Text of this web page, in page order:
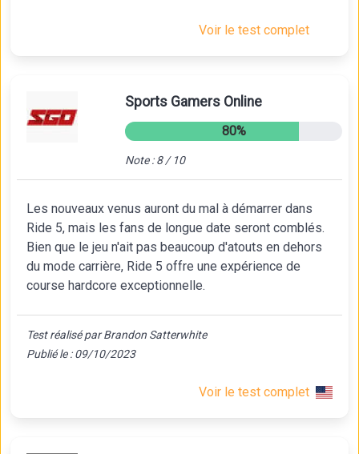
Voir le test complet
Sports Gamers Online
80%
Note : 8 / 10
Les nouveaux venus auront du mal à démarrer dans
Ride 5, mais les fans de longue date seront comblés.
Bien que le jeu n'ait pas beaucoup d'atouts en dehors
du mode carrière, Ride 5 offre une expérience de
course hardcore exceptionnelle.
Test réalisé par Brandon Satterwhite
Publié le : 09/10/2023
Voir le test complet